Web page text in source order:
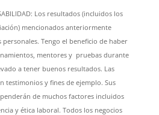
Los resultados (incluidos los
mencionados anteriormente
Tengo el beneficio de haber
mentores y pruebas durante
a tener buenos resultados. Las
testimonios y fines de ejemplo. Sus
de muchos factores incluidos
y ética laboral. Todos los negocios